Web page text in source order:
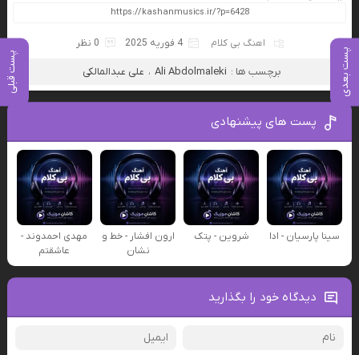
پست بعدی پست قبلی
اهنگ بی کلام 4 فوریه 2025 0 نظر
برچسب ها : Ali Abdolmaleki ، علی عبدالمالکی
پست های پیشنهادی
سینا پارسیان - ادا شروین - پتک
ارون افشار - خط و
نشان
مهدی احمدوند -
عاشقتم
دیدگاه خود را بگذارید